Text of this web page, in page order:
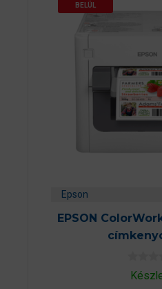
BELÜL
Epson
EPSON
0
a